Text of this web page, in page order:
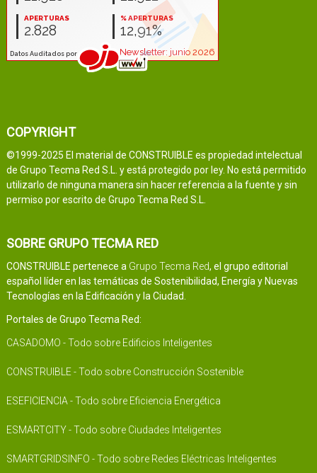
COPYRIGHT
©1999-2025 El material de CONSTRUIBLE es propiedad intelectual
de Grupo Tecma Red S.L. y está protegido por ley. No está permitido
utilizarlo de ninguna manera sin hacer referencia a la fuente y sin
permiso por escrito de Grupo Tecma Red S.L.
SOBRE GRUPO TECMA RED
CONSTRUIBLE pertenece a Grupo Tecma Red, el grupo editorial
español líder en las temáticas de Sostenibilidad, Energía y Nuevas
Tecnologías en la Edificación y la Ciudad.
Portales de Grupo Tecma Red:
CASADOMO - Todo sobre Edificios Inteligentes
CONSTRUIBLE - Todo sobre Construcción Sostenible
ESEFICIENCIA - Todo sobre Eficiencia Energética
ESMARTCITY - Todo sobre Ciudades Inteligentes
SMARTGRIDSINFO - Todo sobre Redes Eléctricas Inteligentes